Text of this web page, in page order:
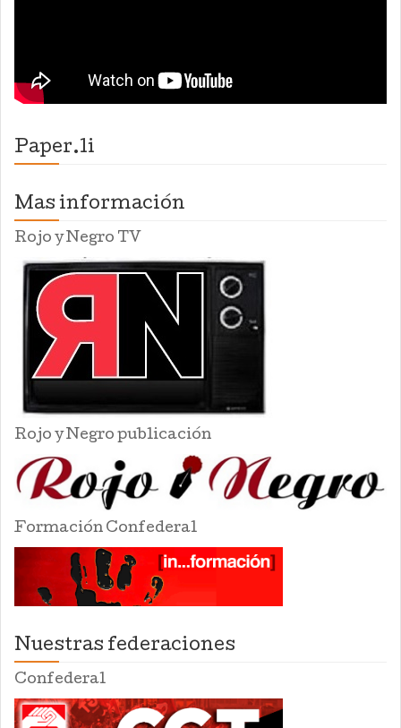
Paper.li
Mas información
Rojo y Negro TV
Rojo y Negro publicación
Formación Confederal
Nuestras federaciones
Confederal